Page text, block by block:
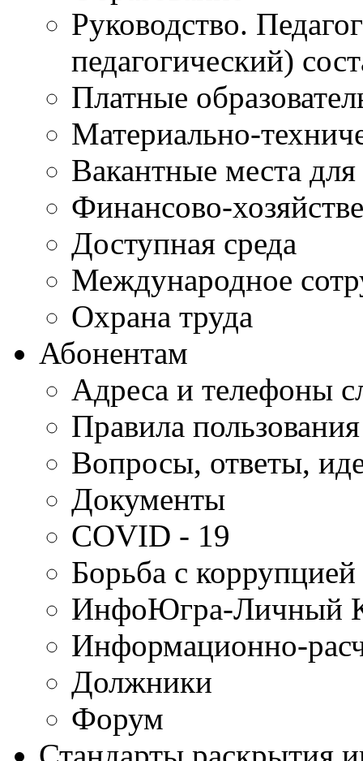
Руководство.
педагогический)
Платные
Материально-
Вакантные места
Финансово-
Доступная среда
Международное
Охрана труда
Абонентам
Адреса и телефоны
Правила
Вопросы, ответы,
Документы
COVID - 19
Борьба с
ИнфоЮгра-Личный
Информационно-
Должники
Форум